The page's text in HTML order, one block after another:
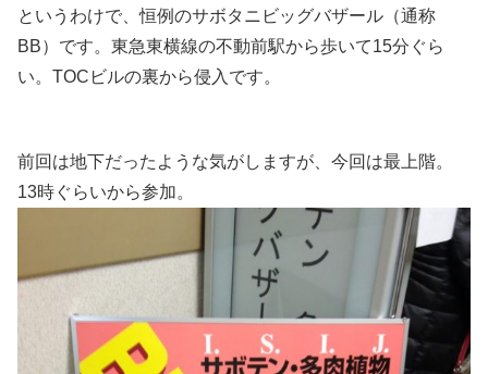
というわけで、恒例のサボタニビッグバザール（通称
BB）です。東急東横線の不動前駅から歩いて15分ぐら
い。TOCビルの裏から侵入です。
前回は地下だったような気がしますが、今回は最上階。
13時ぐらいから参加。